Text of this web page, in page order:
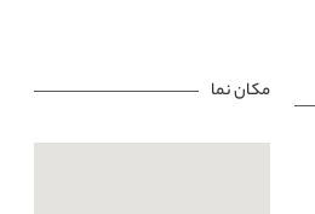
مکان نما